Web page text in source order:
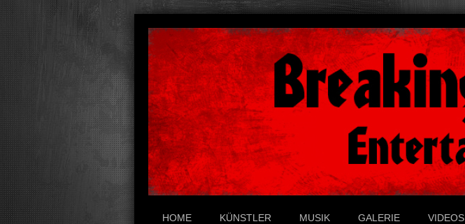
HOME KÜNSTLER MUSIK GALERIE VIDEOS